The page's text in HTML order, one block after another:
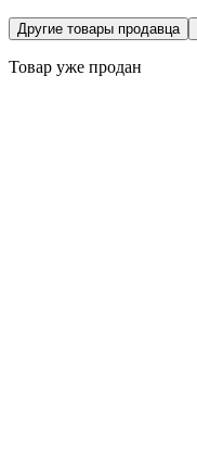
Другие товары продавца
Товар уже продан